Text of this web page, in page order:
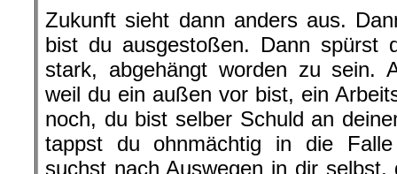
Zukunft sieht dann anders aus.
bist du ausgestoßen. Dann spürst
stark, abgehängt worden zu sein.
weil du ein außen vor bist, ein
noch, du bist selber Schuld an
tappst du ohnmächtig in die Falle
suchst nach Auswegen in dir